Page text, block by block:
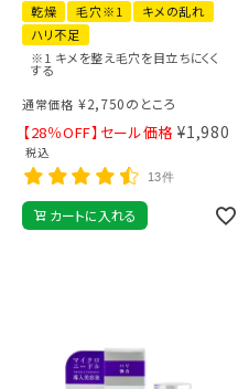
乾燥 毛穴※1
キメの乱れ
ハリ不足
※1 キメを整え毛穴を目立ちにくく
する
通常価格 ¥2,750のところ
【28％OFF】セール価格 ¥1,980
税込
13件
カートに入れる